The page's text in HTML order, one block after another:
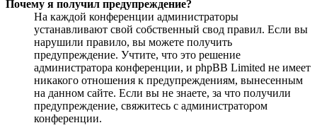
Почему я получил предупреждение?
На каждой конференции администраторы
устанавливают свой собственный свод правил. Если вы
нарушили правило, вы можете получить
предупреждение. Учтите, что это решение
администратора конференции, и phpBB Limited не имеет
никакого отношения к предупреждениям, вынесенным
на данном сайте. Если вы не знаете, за что получили
предупреждение, свяжитесь с администратором
конференции.